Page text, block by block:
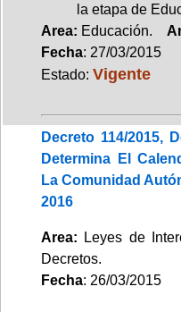
la etapa de
Area: Educación.
Fecha: 27/03/2015
Estado: Vigente
Decreto 114/2015,
Determina El
La Comunidad
2016
Area: Leyes de
Decretos.
Fecha: 26/03/2015